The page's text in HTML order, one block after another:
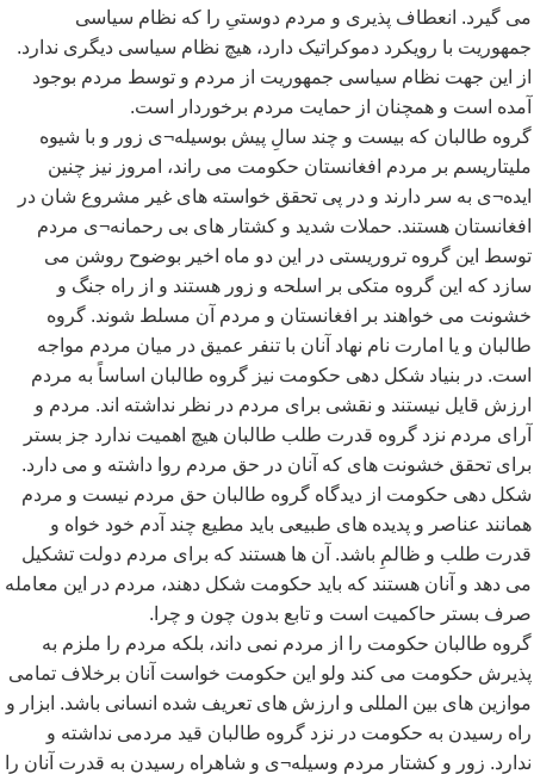
می گیرد. انعطاف پذیری و مردم دوستیِ را که نظام سیاسی
جمهوریت با رویکرد دموکراتیک دارد، هیچ نظام سیاسی دیگری ندارد.
از این جهت نظام سیاسی جمهوریت از مردم و توسط مردم بوجود
آمده است و همچنان از حمایت مردم برخوردار است.
گروه طالبان که بیست و چند سالِ پیش بوسیله¬ی زور و با شیوه
ملیتاریسم بر مردم افغانستان حکومت می راند، امروز نیز چنین
ایده¬ی به سر دارند و در پی تحقق خواسته های غیر مشروع شان در
افغانستان هستند. حملات شدید و کشتار های بی رحمانه¬ی مردم
توسط این گروه تروریستی در این دو ماه اخیر بوضوح روشن می
سازد که این گروه متکی بر اسلحه و زور هستند و از راه جنگ و
خشونت می خواهند بر افغانستان و مردم آن مسلط شوند. گروه
طالبان و یا امارت نام نهاد آنان با تنفر عمیق در میان مردم مواجه
است. در بنیاد شکل دهی حکومت نیز گروه طالبان اساساً به مردم
ارزش قایل نیستند و نقشی برای مردم در نظر نداشته اند. مردم و
آرای مردم نزد گروه قدرت طلب طالبان هیچ اهمیت ندارد جز بستر
برای تحقق خشونت های که آنان در حق مردم روا داشته و می دارد.
شکل دهی حکومت از دیدگاه گروه طالبان حق مردم نیست و مردم
همانند عناصر و پدیده های طبیعی باید مطیع چند آدم خود خواه و
قدرت طلب و ظالمِ باشد. آن ها هستند که برای مردم دولت تشکیل
می دهد و آنان هستند که باید حکومت شکل دهند، مردم در این معامله
صرف بستر حاکمیت است و تابع بدون چون و چرا.
گروه طالبان حکومت را از مردم نمی داند، بلکه مردم را ملزم به
پذیرش حکومت می کند ولو این حکومت خواست آنان برخلاف تمامی
موازین های بین المللی و ارزش های تعریف شده انسانی باشد. ابزار و
راه رسیدن به حکومت در نزد گروه طالبان قید مردمی نداشته و
ندارد. زور و کشتار مردم وسیله¬ی و شاهراه رسیدن به قدرت آنان را